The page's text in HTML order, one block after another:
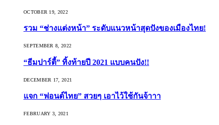
OCTOBER 19, 2022
รวม “ช่างแต่งหน้า” ระดับแนวหน้าสุดปังของเมืองไทย!
SEPTEMBER 8, 2022
“ธีมปาร์ตี้” ทิ้งท้ายปี 2021 แบบคนปัง!!
DECEMBER 17, 2021
แจก “ฟอนต์ไทย” สวยๆ เอาไว้ใช้กันจ้าาา
FEBRUARY 3, 2021